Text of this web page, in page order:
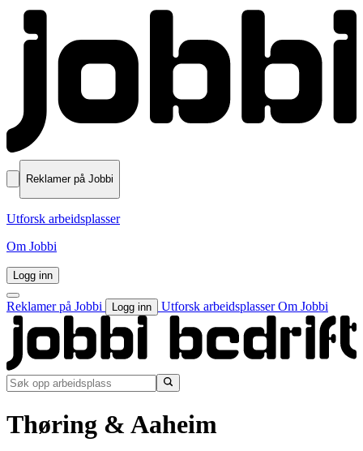
Reklamer på Jobbi
Utforsk arbeidsplasser
Om Jobbi
Logg inn
Reklamer på Jobbi Logg inn Utforsk arbeidsplasserOm Jobbi
Thøring & Aaheim